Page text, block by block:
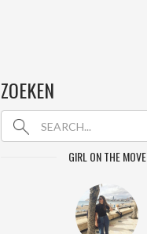
ZOEKEN
GIRL ON THE MOVE